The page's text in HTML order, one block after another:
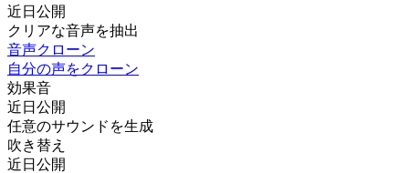
近日公開
クリアな音声を抽出
音声クローン
自分の声をクローン
効果音
近日公開
任意のサウンドを生成
吹き替え
近日公開